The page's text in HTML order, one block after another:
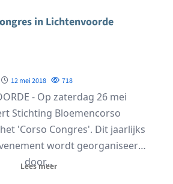
in Lichtenvoorde
12 mei 2018 718
- Op zaterdag 26 mei
Stichting Bloemencorso
'Corso Congres'. Dit jaarlijks
wordt georganiseerd
door...
Lees meer